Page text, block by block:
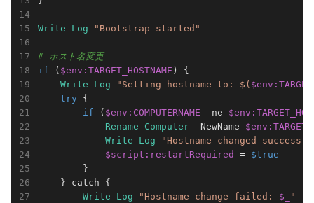
Write-Log "Bootstrap started"
# ホスト名変更
if ( $env:TARGET_HOSTNAME ) {
Write-Log
"Setting hostname to: $(
try {
if ( $env:COMPUTERNAME -ne
Rename-Computer -NewName
Write-Log
"Hostname changed
$script:restartRequired
= $true
        }
    } catch {
Write-Log
"Hostname change failed: $_
"